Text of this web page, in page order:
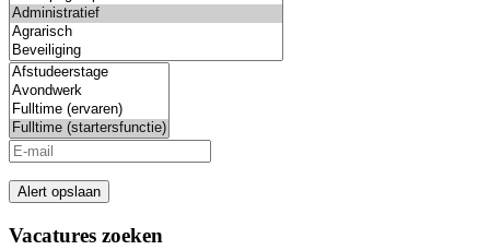
Alert opslaan
Vacatures zoeken